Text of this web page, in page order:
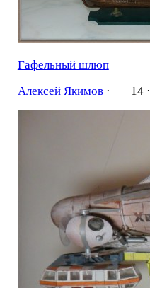
Гафельный шлюп
Алексей Якимов· 14 ·